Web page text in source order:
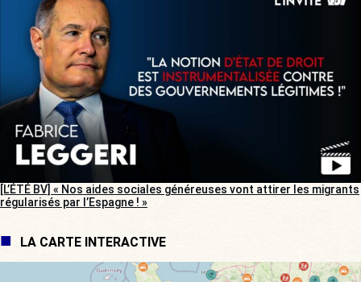
[L’ÉTÉ BV] « Nos aides sociales généreuses vont attirer les migrants
régularisés par l’Espagne ! »
LA CARTE INTERACTIVE